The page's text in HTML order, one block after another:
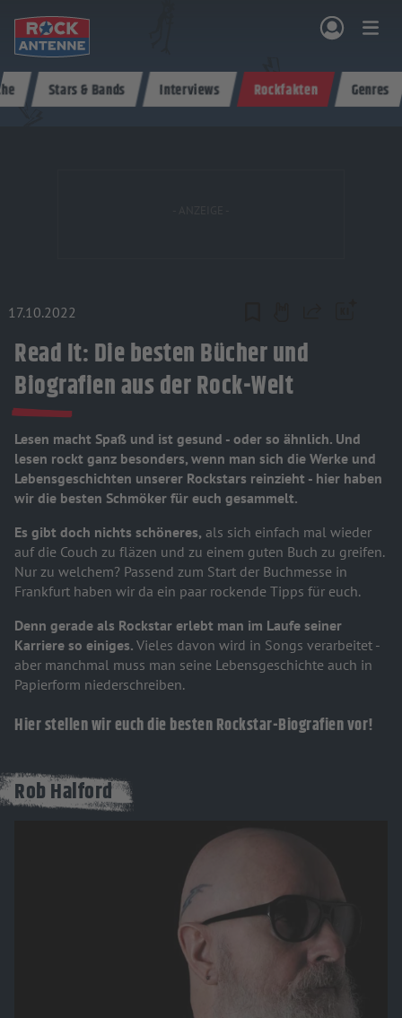
& PROGRAMM AKTIONEN & KONZERTE MUSIK ROCKCOMMUNITY SHOPPEN
Stars & Bands Interviews Rockfakten Genres
17.10.2022
Read It: Die besten Bücher und
Biografien aus der Rock-Welt
Lesen macht Spaß und ist gesund - oder so ähnlich. Und
lesen rockt ganz besonders, wenn man sich die Werke und
Lebensgeschichten unserer Rockstars reinzieht - hier haben
wir die besten Schmöker für euch gesammelt.
Es gibt doch nichts schöneres, als sich einfach mal wieder
auf die Couch zu fläzen und zu einem guten Buch zu greifen.
Nur zu welchem? Passend zum Start der Buchmesse in
Frankfurt haben wir da ein paar rockende Tipps für euch.
Denn gerade als Rockstar erlebt man im Laufe seiner
Karriere so einiges. Vieles davon wird in Songs verarbeitet -
aber manchmal muss man seine Lebensgeschichte auch in
Papierform niederschreiben.
Hier stellen wir euch die besten Rockstar-Biografien vor!
Rob Halford